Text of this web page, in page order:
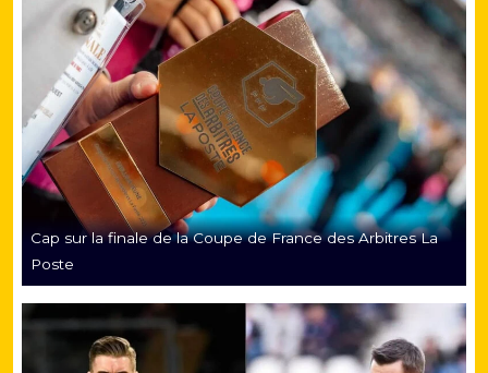
Cap sur la finale de la Coupe de France des Arbitres La
Poste